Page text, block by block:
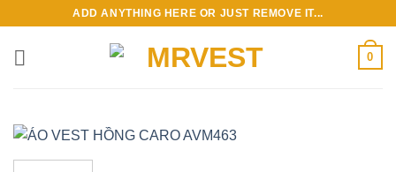
nội
ADD ANYTHING HERE OR JUST REMOVE IT...
0